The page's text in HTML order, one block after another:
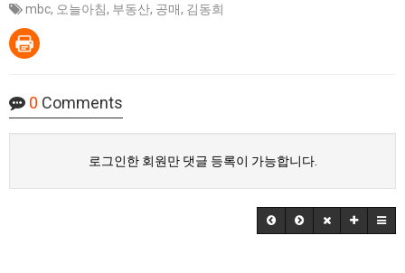
mbc, 오늘아침, 부동산, 공매, 김동희
0 Comments
로그인한 회원만 댓글 등록이 가능합니다.